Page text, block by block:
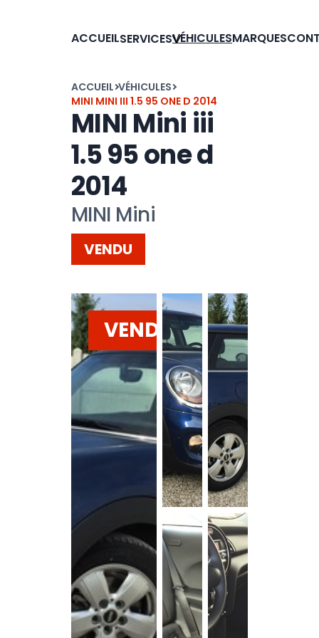
ACCUEILSERVICESVÉHICULESMARQUES
ACCUEIL VÉHICULES
MINI MINI III 1.5 95 ONE D 2014
MINI Mini iii
1.5 95 one d
2014
MINI Mini
VENDU
VENDU